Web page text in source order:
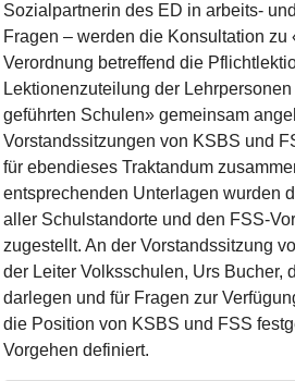
Sozialpartnerin des ED in arbeits-
Fragen – werden die Konsultation zu
Verordnung betreffend die
Lektionenzuteilung der
geführten Schulen» gemeinsam
Vorstandssitzungen von KSBS und
für ebendieses Traktandum
entsprechenden Unterlagen wurden
aller Schulstandorte und den FSS-
zugestellt. An der Vorstandssitzung
der Leiter Volksschulen, Urs Bucher,
darlegen und für Fragen zur
die Position von KSBS und FSS
Vorgehen definiert.